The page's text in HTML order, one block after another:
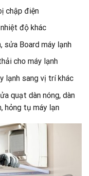
chập điện
độ khác
sửa Board máy lạnh
cho máy lạnh
lạnh sang vị trí khác
quạt dàn nóng, dàn
hỏng tụ máy lạn